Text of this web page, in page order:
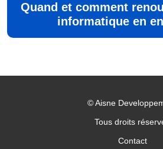
Quand et comment
informatique en
©Aisne
Tous droits
Contact